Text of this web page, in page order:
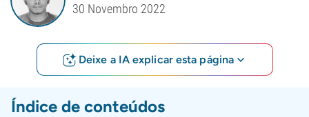
30 Novembro 2022
Deixe a IA explicar esta página
Índice de conteúdos